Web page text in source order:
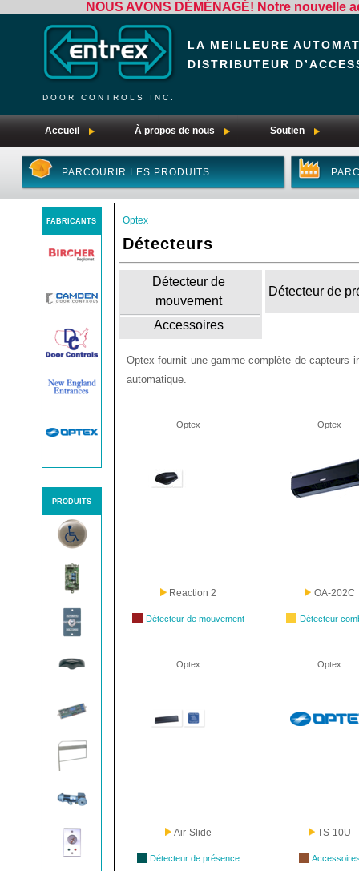
NOUS AVONS DÉMÉNAGÉ! Notre nouvelle
LA MEILLEURE
DISTRIBUTEUR
DOOR CONTROLS INC.
Accueil À propos de nous Soutien
PARCOURIR LES PRODUITS
FABRICANTS
PRODUITS
Optex
Détecteurs
Détecteur de
mouvement
Détecteur de
Accessoires
Optex fournit une gamme complète de capteurs
automatique.
Optex Optex
Reaction 2 OA-202C
Détecteur de mouvement Détecteur
Optex Optex
Air-Slide TS-10U
Détecteur de présence